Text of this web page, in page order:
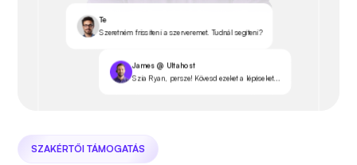
Te
Szeretném frissíteni a szerveremet. Tudnál segíteni?
James @ Ultahost
Szia Ryan, persze! Kövesd ezeket a lépéseket...
SZAKÉRTŐI TÁMOGATÁS